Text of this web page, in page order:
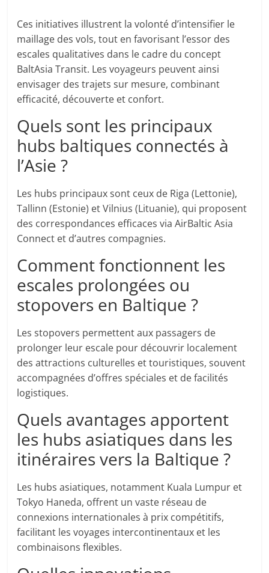
Ces initiatives illustrent la volonté d’intensifier le
maillage des vols, tout en favorisant l’essor des
escales qualitatives dans le cadre du concept
BaltAsia Transit. Les voyageurs peuvent ainsi
envisager des trajets sur mesure, combinant
efficacité, découverte et confort.
Quels sont les principaux
hubs baltiques connectés à
l’Asie ?
Les hubs principaux sont ceux de Riga (Lettonie),
Tallinn (Estonie) et Vilnius (Lituanie), qui proposent
des correspondances efficaces via AirBaltic Asia
Connect et d’autres compagnies.
Comment fonctionnent les
escales prolongées ou
stopovers en Baltique ?
Les stopovers permettent aux passagers de
prolonger leur escale pour découvrir localement
des attractions culturelles et touristiques, souvent
accompagnées d’offres spéciales et de facilités
logistiques.
Quels avantages apportent
les hubs asiatiques dans les
itinéraires vers la Baltique ?
Les hubs asiatiques, notamment Kuala Lumpur et
Tokyo Haneda, offrent un vaste réseau de
connexions internationales à prix compétitifs,
facilitant les voyages intercontinentaux et les
combinaisons flexibles.